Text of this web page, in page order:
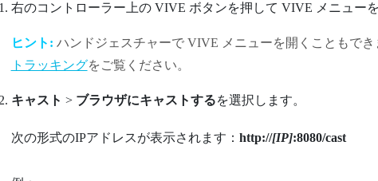
右のコントローラー上の VIVE ボタンを押して VIVE メニュー
ヒント: ハンドジェスチャーで VIVE メニューを開くこともでき
トラッキングをご覧ください。
キャスト > ブラウザにキャストするを選択します。
次の形式のIPアドレスが表示されます： http://[IP]:8080/cast